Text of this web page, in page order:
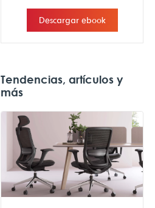
Tendencias, artículos y
más